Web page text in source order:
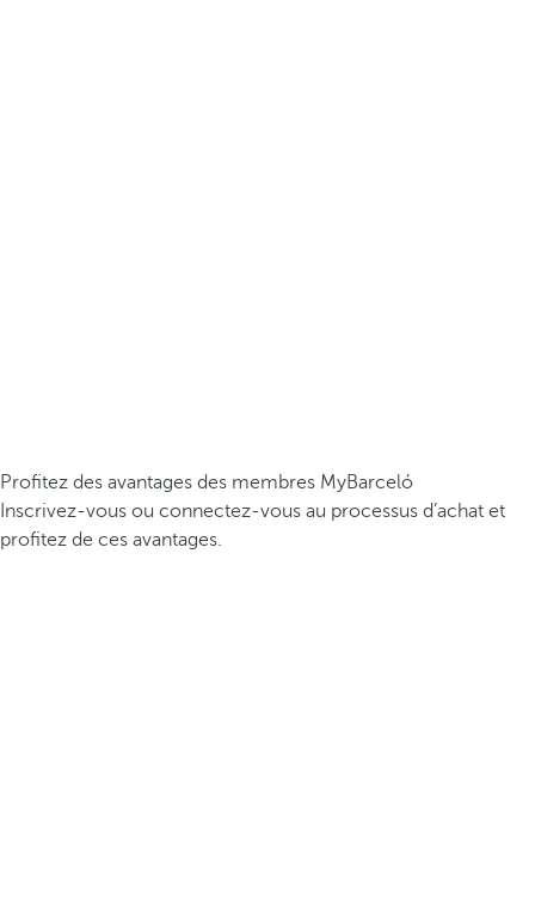
Profitez des avantages des membres MyBarceló
Inscrivez-vous ou connectez-vous au processus d’achat et
profitez de ces avantages.